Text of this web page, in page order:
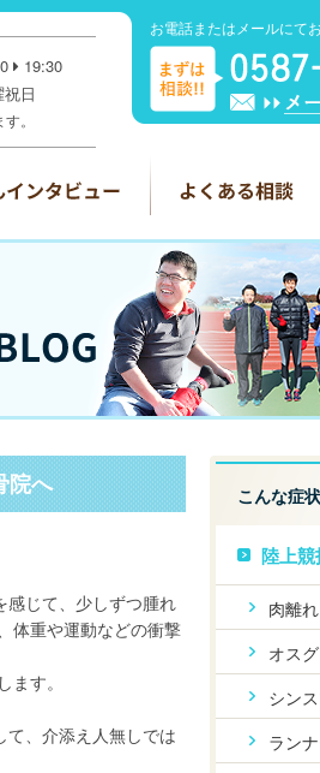
19:30
日
。
お電話またはメールにて
院へ
感じて、少しずつ腫れ
体重や運動などの衝撃
す。
、介添え人無しでは
こんな症
陸上競
肉離れ
オス
シン
ラン